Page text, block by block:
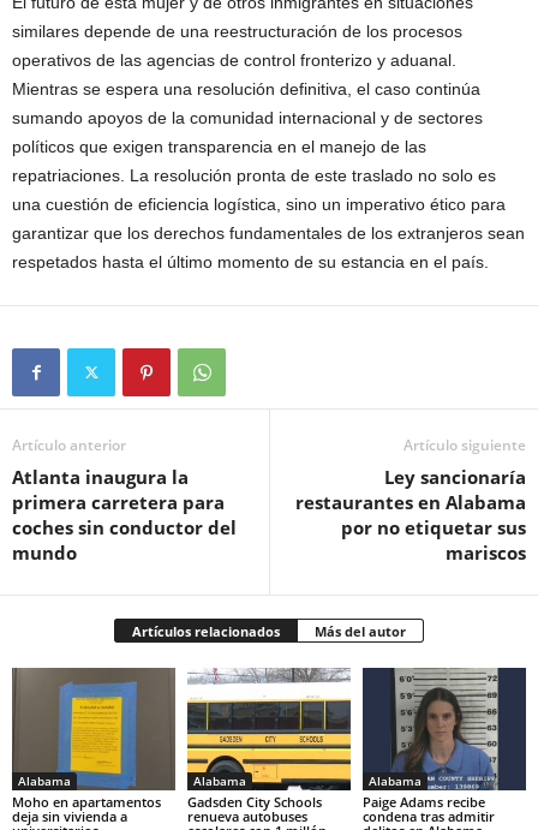
similares depende de una reestructuración de los procesos
operativos de las agencias de control fronterizo y aduanal.
Mientras se espera una resolución definitiva, el caso continúa
sumando apoyos de la comunidad internacional y de sectores
políticos que exigen transparencia en el manejo de las
repatriaciones. La resolución pronta de este traslado no solo es
una cuestión de eficiencia logística, sino un imperativo ético para
garantizar que los derechos fundamentales de los extranjeros sean
respetados hasta el último momento de su estancia en el país.
Artículo anterior
Atlanta inaugura la
primera carretera para
coches sin conductor del
mundo
Artículo siguiente
Ley sancionaría
restaurantes en Alabama
por no etiquetar sus
mariscos
Artículos relacionados Más del autor
Alabama
Moho en apartamentos
deja sin vivienda a
Alabama
Gadsden City Schools
renueva autobuses
Alabama
Paige Adams recibe
condena tras admitir